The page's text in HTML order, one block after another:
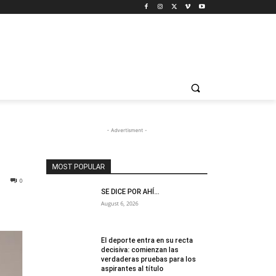
0
- Advertisment -
MOST POPULAR
SE DICE POR AHÍ…
August 6, 2026
El deporte entra en su recta
decisiva: comienzan las
verdaderas pruebas para los
aspirantes al título